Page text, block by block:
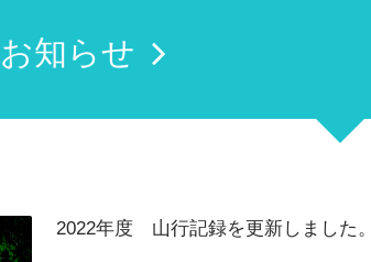
お知らせ
2022年度 山行記録を更新しました。